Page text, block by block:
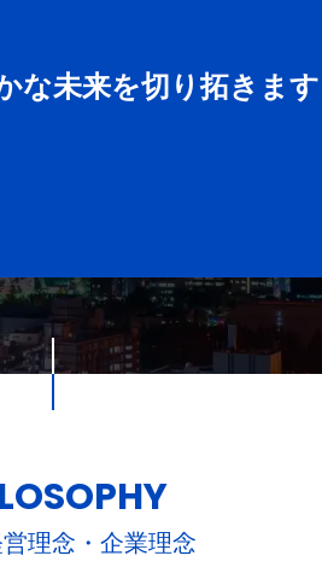
な未来を切り拓きま
理念・企業理念